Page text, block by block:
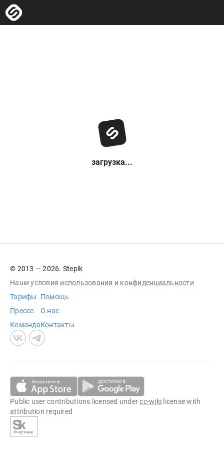
загрузка...
© 2013 — 2026. Stepik
Наши условия использования и конфиденциальности
Тарифы
Прессе
Команда
Помощь
О нас
Контакты
Public user contributions licensed undercc-wiki license with
attribution required